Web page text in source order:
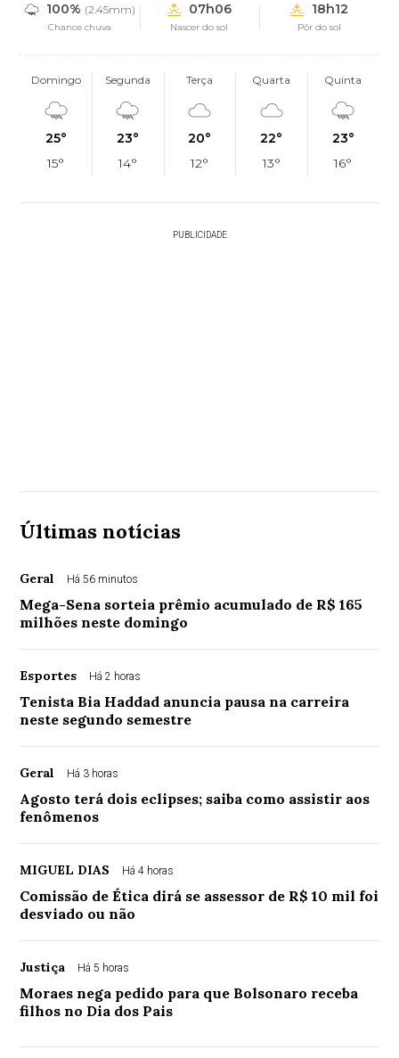
100% (2.45mm)
Chance chuva
07h06
Nascer do sol
18h12
Pôr do sol
Domingo
25°
15°
Segunda
23°
14°
Terça
20°
12°
Quarta
22°
13°
Quinta
23°
16°
PUBLICIDADE
Últimas notícias
Geral Há 56 minutos
Mega-Sena sorteia prêmio acumulado de R$ 165
milhões neste domingo
Esportes Há 2 horas
Tenista Bia Haddad anuncia pausa na carreira
neste segundo semestre
Geral Há 3 horas
Agosto terá dois eclipses; saiba como assistir aos
fenômenos
MIGUEL DIAS Há 4 horas
Comissão de Ética dirá se assessor de R$ 10 mil foi
desviado ou não
Justiça Há 5 horas
Moraes nega pedido para que Bolsonaro receba
filhos no Dia dos Pais